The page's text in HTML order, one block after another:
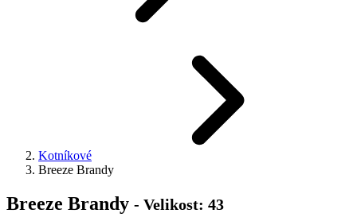
Kotníkové
Breeze Brandy
Breeze Brandy - Velikost: 43